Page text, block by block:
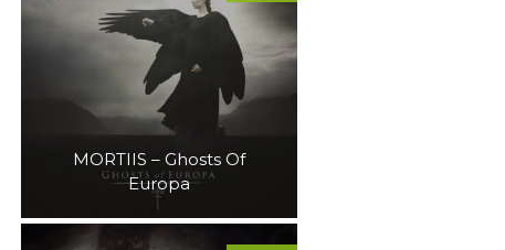
MORTIIS – Ghosts Of
Europa